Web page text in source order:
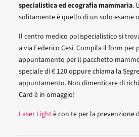
specialistica ed ecografia mammaria.
solitamente è quello di un solo esame
Il centro medico polispecialistico si
a via Federico Cesi. Compila il form per
appuntamento per il pacchetto
speciale di € 120 oppure chiama la
appuntamento. Non dimenticare di
Card è in omaggio!
Laser Lightè con te per la prevenzione